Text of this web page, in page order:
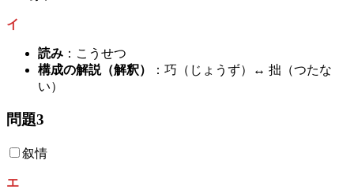
イ
読み ：こうせつ
構成の解説（解釈）
：巧（じょうず）↔ 拙（つたな
い）
問題3
叙情
エ